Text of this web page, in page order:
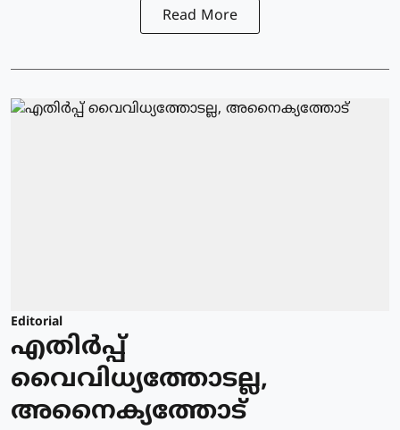
Read More
Editorial
എതിർപ്പ്
വൈവിധ്യത്തോടല്ല,
അനൈക്യത്തോട്